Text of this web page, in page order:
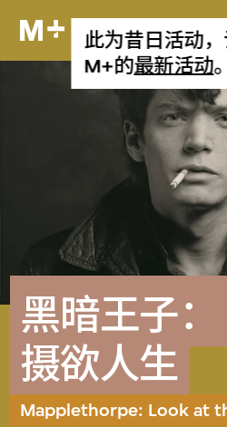
此为昔日活动
M+的最新活动。
黑暗王子：
摄欲人生
Mapplethorpe: Look at